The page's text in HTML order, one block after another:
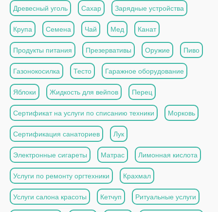
Древесный уголь Сахар Зарядные устройства
Крупа Семена Чай Мед Канат
Продукты питания Презервативы Оружие Пиво
Газонокосилка Тесто Гаражное оборудование
Яблоки Жидкость для вейпов Перец
Сертификат на услуги по списанию техники Морковь
Сертификация санаториев Лук
Электронные сигареты Матрас Лимонная кислота
Услуги по ремонту оргтехники Крахмал
Услуги салона красоты Кетчуп Ритуальные услуги